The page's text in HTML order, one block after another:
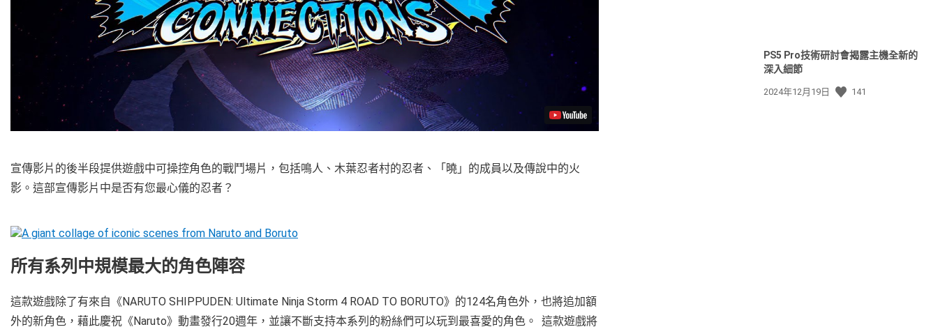
宣傳影片的後半段提供遊戲中可操控角色的戰鬥場片，包括鳴人、木葉忍者村的忍者、「曉」的成員以及傳說中的火
影。這部宣傳影片中是否有您最心儀的忍者？
所有系列中規模最大的角色陣容
這款遊戲除了有來自《NARUTO SHIPPUDEN: Ultimate Ninja Storm 4 ROAD TO BORUTO》的124名角色外，也將追加額
外的新角色，藉此慶祝《Naruto》動畫發行20週年，並讓不斷支持本系列的粉絲們可以玩到最喜愛的角色。
這款遊戲將
PS5 Pro技術研討會揭露主機全新的
深入細節
發
2024年12月19日 141